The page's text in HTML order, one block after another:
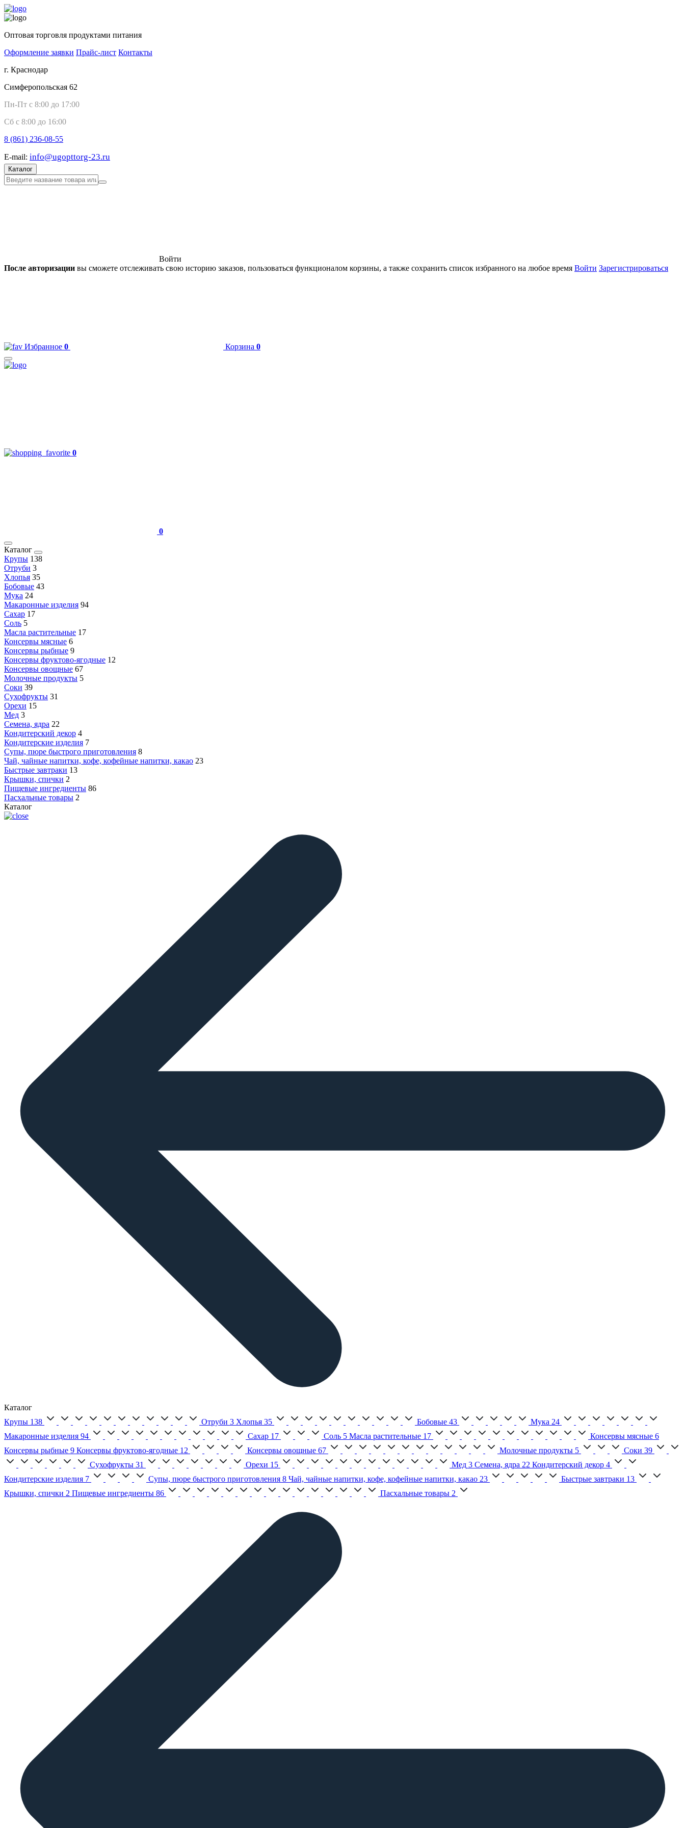
Оптовая торговля продуктами питания
Оформление заявки Прайс-лист Контакты
г. Краснодар
Симферопольская 62
Пн-Пт с 8:00 до 17:00
Сб с 8:00 до 16:00
8 (861) 236-08-55
E-mail: info@ugopttorg-23.ru
Каталог
Войти
После авторизации вы сможете отслеживать свою историю заказов, пользоваться функционалом корзины, а также сохранить список избранного на любое время Войти Зарегистрироваться
Избранное 0 Корзина 0
0
0
Каталог
Крупы 138
Отруби 3
Хлопья 35
Бобовые 43
Мука 24
Макаронные изделия 94
Сахар 17
Соль 5
Масла растительные 17
Консервы мясные 6
Консервы рыбные 9
Консервы фруктово-ягодные 12
Консервы овощные 67
Молочные продукты 5
Соки 39
Сухофрукты 31
Орехи 15
Мед 3
Семена, ядра 22
Кондитерский декор 4
Кондитерские изделия 7
Супы, пюре быстрого приготовления 8
Чай, чайные напитки, кофе, кофейные напитки, какао 23
Быстрые завтраки 13
Крышки, спички 2
Пищевые ингредиенты 86
Пасхальные товары 2
Каталог
Каталог
Крупы 138 Отруби 3 Хлопья 35 Бобовые 43 Мука 24
Макаронные изделия 94 Сахар 17 Соль 5 Масла растительные 17 Консервы мясные 6
Консервы рыбные 9 Консервы фруктово-ягодные 12 Консервы овощные 67 Молочные продукты 5 Соки 39
Сухофрукты 31 Орехи 15 Мед 3 Семена, ядра 22 Кондитерский декор 4
Кондитерские изделия 7 Супы, пюре быстрого приготовления 8 Чай, чайные напитки, кофе, кофейные напитки, какао 23 Быстрые завтраки 13
Крышки, спички 2 Пищевые ингредиенты 86 Пасхальные товары 2